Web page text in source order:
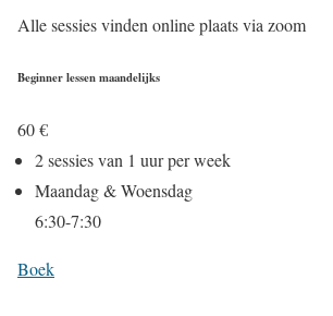
Alle sessies vinden online plaats via zoom
Beginner lessen maandelijks
60€
2 sessies van 1 uur per week
Maandag & Woensdag
6:30-7:30
Boek